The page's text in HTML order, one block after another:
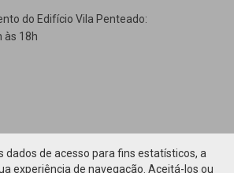
do Edifício Vila Penteado:
às 18h
dados de acesso para fins estatísticos, a
experiência de navegação. Aceitá-los ou